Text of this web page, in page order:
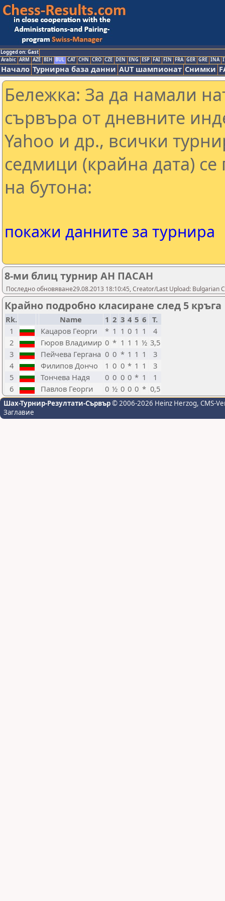
Logged on: Gast
Arabic ARM AZE BIH BUL CAT CHN CRO CZE DEN ENG ESP FAI FIN FRA GER GRE INA
Начало Турнирна база данни AUT шампионат Снимки
Бележка: За да намали
сървъра от дневните
Yahoo и др., всички
седмици (крайна дата) се
на бутона:
покажи данните за турнира
8-ми блиц турнир АН ПАСАН
Последно обновяване29.08.2013 18:10:45, Creator/Last Upload: Bulgarian
Крайно подробно класиране след 5 кръга
Rk. Name 1 2 3 4 5 6 Т.
1
Кацаров Георги * 1 1 0 1 1
4
2
Гюров Владимир 0 * 1 1 1 ½ 3,5
3
Пейчева Гергана 0 0 * 1 1 1
3
4
Филипов Дончо 1 0 0 * 1 1
3
5
Тончева Надя 0 0 0 0 * 1
1
6
Павлов Георги 0 ½ 0 0 0 * 0,5
Шах-Турнир-Резултати-Сървър© 2006-2026 Heinz Herzog, CMS-
Заглавие